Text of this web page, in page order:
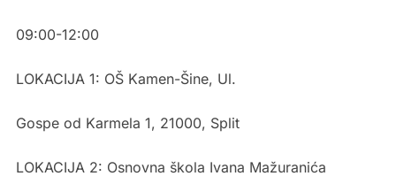
09:00-12:00
LOKACIJA 1: OŠ Kamen-Šine, Ul.
Gospe od Karmela 1, 21000, Split
LOKACIJA 2: Osnovna škola Ivana Mažuranića